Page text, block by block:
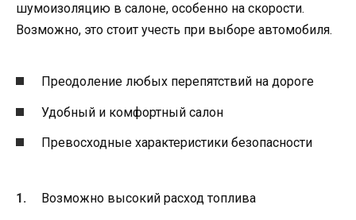
шумоизоляцию в салоне, особенно на скорости.
Возможно, это стоит учесть при выборе автомобиля.
Преодоление любых перепятствий на дороге
Удобный и комфортный салон
Превосходные характеристики безопасности
Возможно высокий расход топлива